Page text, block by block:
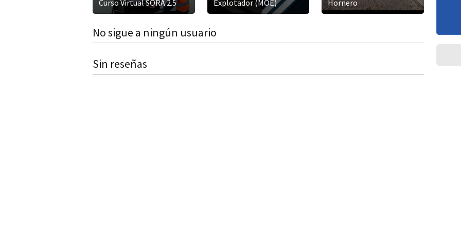
Curso Virtual SORA 2.5 Explotador (MOE) Hornero
No sigue a ningún usuario
Sin reseñas